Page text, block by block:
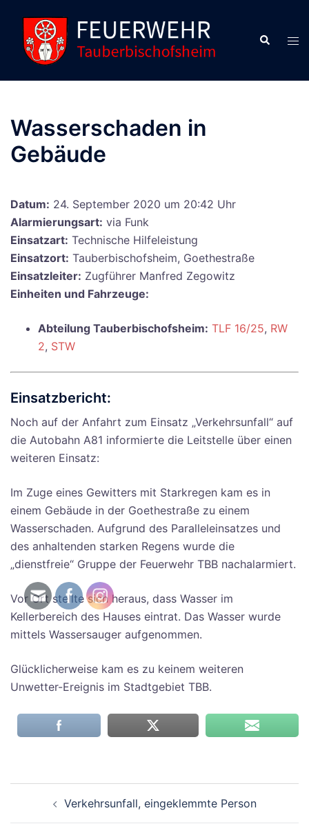
Inhalt
springen
Suche
Wasserschaden in
Gebäude
Datum: 24. September 2020 um 20:42 Uhr
Alarmierungsart: via Funk
Einsatzart: Technische Hilfeleistung
Einsatzort: Tauberbischofsheim, Goethestraße
Einsatzleiter: Zugführer Manfred Zegowitz
Einheiten und Fahrzeuge:
Abteilung Tauberbischofsheim: TLF 16/25, RW
2, STW
Einsatzbericht:
Noch auf der Anfahrt zum Einsatz „Verkehrsunfall“ auf
die Autobahn A81 informierte die Leitstelle über einen
weiteren Einsatz:
Im Zuge eines Gewitters mit Starkregen kam es in
einem Gebäude in der Goethestraße zu einem
Wasserschaden. Aufgrund des Paralleleinsatzes und
des anhaltenden starken Regens wurde die
„dienstfreie“ Gruppe der Feuerwehr TBB nachalarmiert.
Vor Ort stellte sich heraus, dass Wasser im
Kellerbereich des Hauses eintrat. Das Wasser wurde
mittels Wassersauger aufgenommen.
Glücklicherweise kam es zu keinem weiteren
Unwetter-Ereignis im Stadtgebiet TBB.
Verkehrsunfall, eingeklemmte Person